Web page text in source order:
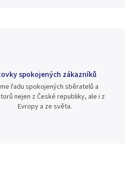
spokojených zákazníků
řadu spokojených sběratelů a
nejen z České republiky, ale i z
Evropy a ze světa.